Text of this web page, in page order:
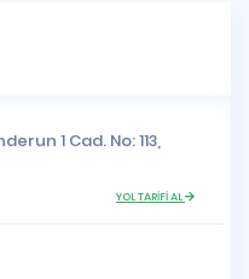
1 Cad. No: 113,
YOL TARİFİ AL